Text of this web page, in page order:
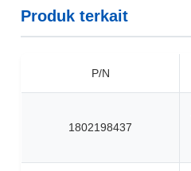
Produk terkait
P/N
1802198437